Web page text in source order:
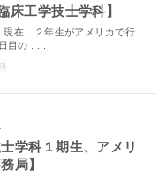
床工学技士学科】
在、２年生がアメリカで行
目の . . .
学科１期生、アメリ
局】